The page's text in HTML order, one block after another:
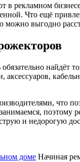
в рекламном
Что ещё
можно выгодно
найдёт
аксессуаров,
что
поэтому
и недорогую
доме Начиная